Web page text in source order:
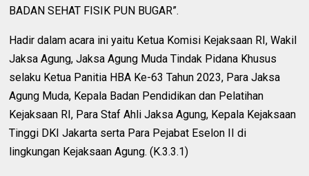
BADAN SEHAT FISIK PUN BUGAR”.
Hadir dalam acara ini yaitu Ketua Komisi Kejaksaan RI, Wakil
Jaksa Agung, Jaksa Agung Muda Tindak Pidana Khusus
selaku Ketua Panitia HBA Ke-63 Tahun 2023, Para Jaksa
Agung Muda, Kepala Badan Pendidikan dan Pelatihan
Kejaksaan RI, Para Staf Ahli Jaksa Agung, Kepala Kejaksaan
Tinggi DKI Jakarta serta Para Pejabat Eselon II di
lingkungan Kejaksaan Agung. (K.3.3.1)